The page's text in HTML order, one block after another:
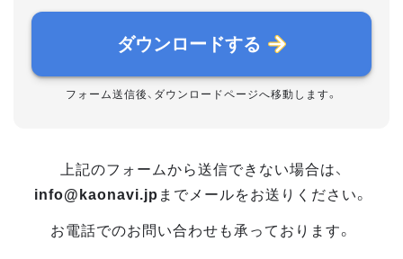
ダウンロードする
フォーム送信後、ダウンロードページへ移動します。
上記のフォームから送信できない場合は、
info@kaonavi.jp までメールをお送りください。
お電話でのお問い合わせも承っております。